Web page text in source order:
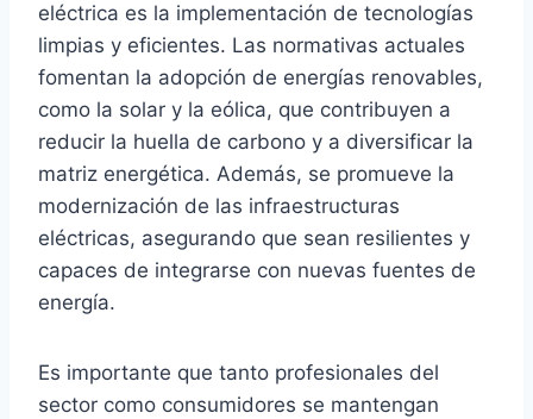
eléctrica es la implementación de tecnologías
limpias y eficientes. Las normativas actuales
fomentan la adopción de energías renovables,
como la solar y la eólica, que contribuyen a
reducir la huella de carbono y a diversificar la
matriz energética. Además, se promueve la
modernización de las infraestructuras
eléctricas, asegurando que sean resilientes y
capaces de integrarse con nuevas fuentes de
energía.
Es importante que tanto profesionales del
sector como consumidores se mantengan